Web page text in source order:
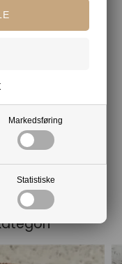
Markedsføring
Statistiske